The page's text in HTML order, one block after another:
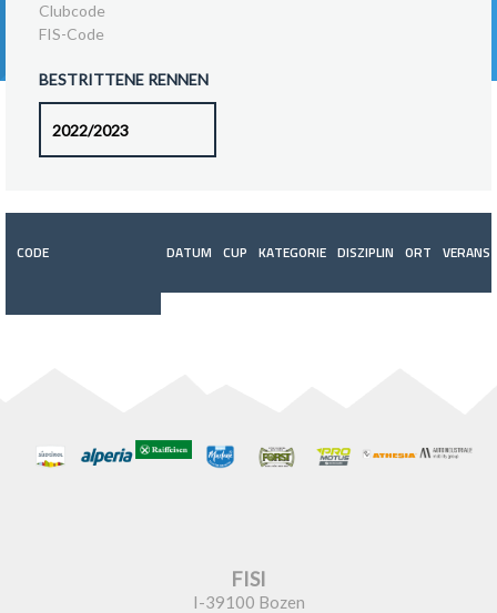
Clubcode
FIS-Code
BESTRITTENE RENNEN
CODE DATUM CUP KATEGORIE DISZIPLIN ORT
FISI
I-39100 Bozen